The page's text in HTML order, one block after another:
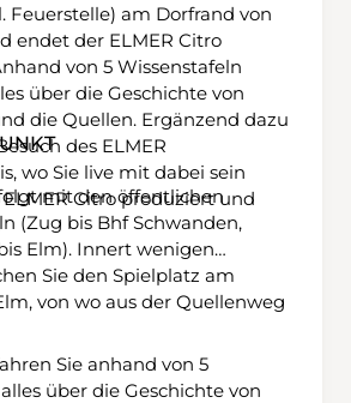
Feuerstelle) am Dorfrand von
endet der ELMER Citro
von 5 Wissenstafeln
über die Geschichte von
die Quellen. Ergänzend dazu
des ELMER
wo Sie live mit dabei sein
Citro produziert und
mit den öffentlichen
(Zug bis Bhf Schwanden,
Elm). Innert wenigen
Sie den Spielplatz am
von wo aus der Quellenweg
Sie anhand von 5
über die Geschichte von